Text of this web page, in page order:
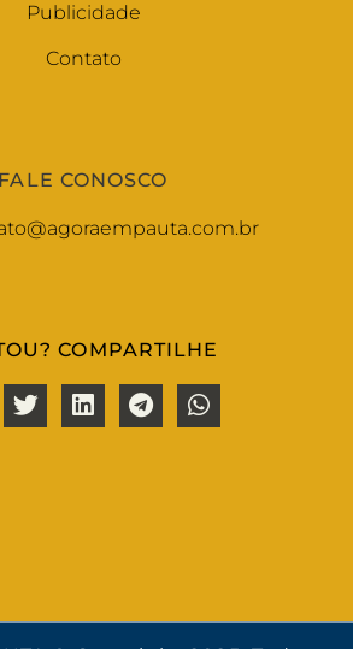
Publicidade
Contato
FALE CONOSCO
COMPARTILHE